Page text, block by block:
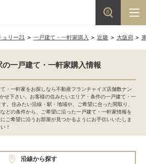
リー21 一戸建て・一軒家購入 近畿 大阪府
の一戸建て・一軒家購入情報
・一軒家をお探しなら不動産フランチャイズ店舗数ナン
せ下さい。お客様の住みたいエリア・条件の一戸建て・一
。住みたい沿線・駅・地域や、ご希望に合った間取り、
どの条件から、ご希望に沿った一戸建て・一軒家情報を
ご希望に沿うお部屋が見つかるようにお手伝いいたしま
！
沿線から探す